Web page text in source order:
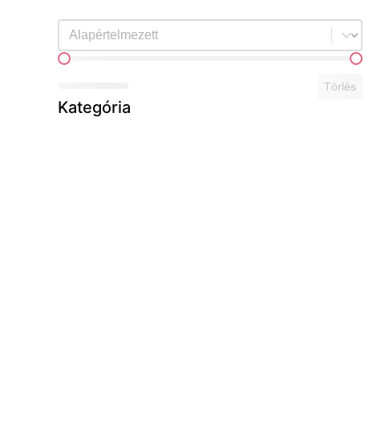
Rendezés
Rendezés
Ár szerint
Törlés
Kategória